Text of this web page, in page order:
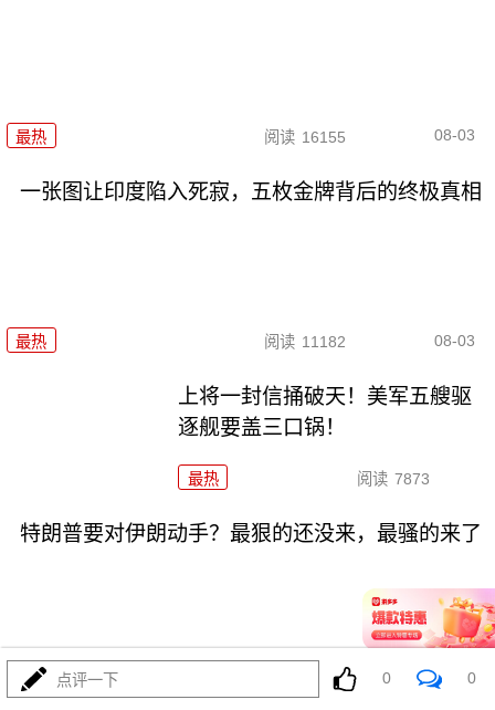
最热 阅读 16155 08-03
一张图让印度陷入死寂，五枚金牌背后的终极真相
最热 阅读 11182 08-03
上将一封信捅破天！美军五艘驱
逐舰要盖三口锅！
最热 阅读 7873
特朗普要对伊朗动手？最狠的还没来，最骚的来了
最热 6398 08-03
点评一下 0 0